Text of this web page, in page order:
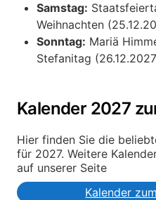
Samstag:
Weihnachten
Sonntag: Mariä
Stefanitag
Kalender 2027
Hier finden Sie die
für 2027. Weitere
auf unserer Seite
Kalender